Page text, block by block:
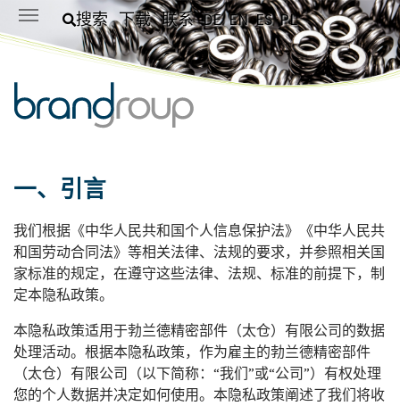
Skip to main content
搜索 下载 联系 DE EN ES PL
一、引言
我们根据《中华人民共和国个人信息保护法》《中华人民共
和国劳动合同法》等相关法律、法规的要求，并参照相关国
家标准的规定，在遵守这些法律、法规、标准的前提下，制
定本隐私政策。
本隐私政策适用于勃兰德精密部件（太仓）有限公司的数据
处理活动。根据本隐私政策，作为雇主的勃兰德精密部件
（太仓）有限公司（以下简称：“我们”或“公司”）有权处理
您的个人数据并决定如何使用。本隐私政策阐述了我们将收